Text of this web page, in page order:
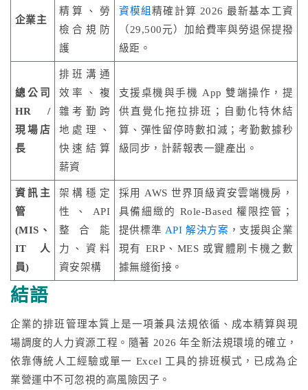
企業主
精算、勞
檢合規防
護
資模組精確計算 2026 最新基本工資
（29,500元）加給費率與勞退保提撥
級距。
總公司
HR /
現場店
長
排班溝通
效率、複
雜考勤跨
地處理、
快速結算
薪資
支援桌機與手機 App 雙端操作，提
供直覺化拖拉排班；自動化特休結
算、彈性留停時數扣減；考勤數據秒
級同步，計薪報表一鍵產出。
資訊主
管
(MIS、
IT人
員)
架構穩定
性、API
整合能
力、資料
資安架構
採用 AWS 世界頂級資安雲端機房，
具備細緻的 Role-Based 權限控管；
提供標準 API 解決方案 ，支援與企業
現有 ERP、MES 或實體刷卡機之數
據無縫銜接。
結語
企業的排班管理本質上是一項兼具法規依循、成本精算與現
場調度的人力資源工程。隨著 2026 年全新法規環境的確立，
依靠傳統人工經驗或單一 Excel 工具的排班模式，已成為企
業營運中不可忽視的高風險因子。